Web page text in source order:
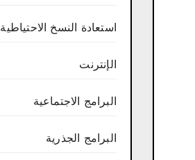
استعادة النسخ الاحتياطية
الإنترنت
البرامج الاجتماعية
البرامج الجذرية